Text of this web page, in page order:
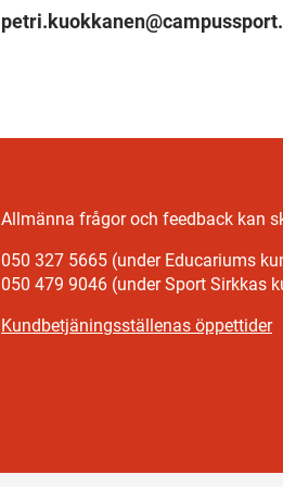
Allmänna frågor och feedback kan
050 327 5665 (under Educariums
050 479 9046 (under Sport Sirkkas
Kundbetjäningsställenas öppettider